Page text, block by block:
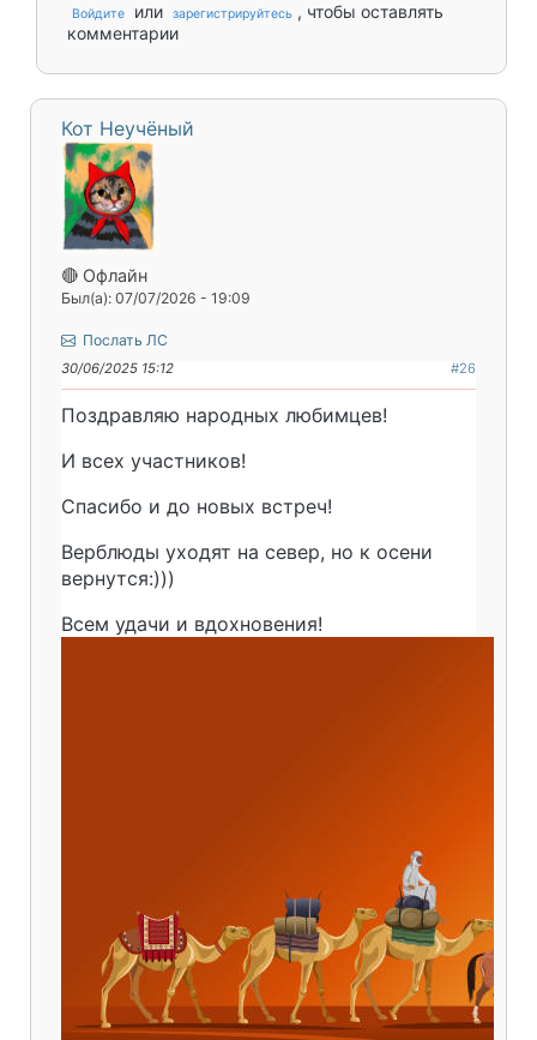
Войдите или зарегистрируйтесь , чтобы оставлять
комментарии
Кот Неучёный
🔴 Офлайн
Был(а): 07/07/2026 - 19:09
Послать ЛС
30/06/2025 15:12 #26
Поздравляю народных любимцев!
И всех участников!
Спасибо и до новых встреч!
Верблюды уходят на север, но к осени
вернутся:)))
Всем удачи и вдохновения!